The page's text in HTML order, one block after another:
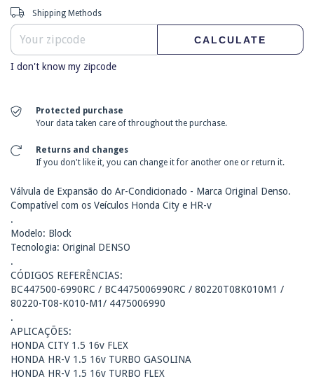
Shipping for zipcode:
Shipping Methods
CALCULATE
I don't know my zipcode
Protected purchase
Your data taken care of throughout the purchase.
Returns and changes
If you don't like it, you can change it for another one or return it.
Válvula de Expansão do Ar-Condicionado - Marca Original Denso.
Compatível com os Veículos Honda City e HR-v
.
Modelo: Block
Tecnologia: Original DENSO
.
CÓDIGOS REFERÊNCIAS:
BC447500-6990RC / BC4475006990RC / 80220T08K010M1 /
80220-T08-K010-M1/ 4475006990
.
APLICAÇÕES:
HONDA CITY 1.5 16v FLEX
HONDA HR-V 1.5 16v TURBO GASOLINA
HONDA HR-V 1.5 16v TURBO FLEX